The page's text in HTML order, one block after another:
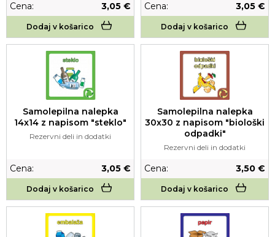
Cena: 3,05 €
Dodaj v košarico
Cena: 3,05 €
Dodaj v košarico
Samolepilna nalepka
14x14 z napisom "steklo"
Rezervni deli in dodatki
Cena: 3,05 €
Dodaj v košarico
Samolepilna nalepka
30x30 z napisom "biološki
odpadki"
Rezervni deli in dodatki
Cena: 3,50 €
Dodaj v košarico